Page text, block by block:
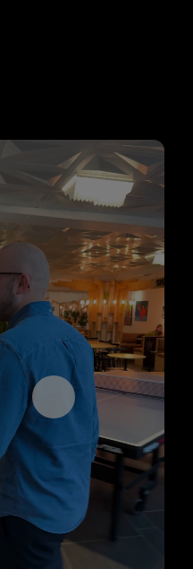
Åpne videospilleren